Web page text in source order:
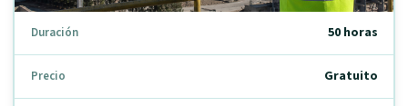
Duración 50 horas
Precio Gratuito